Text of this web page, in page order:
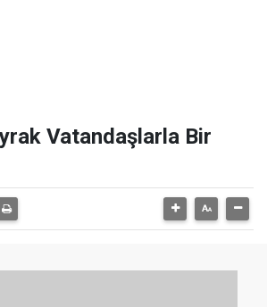
Vatandaşlarla Bir